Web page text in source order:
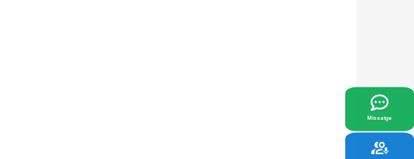
energètiques que millor s'adaptin a les vostres necessitats.
Missatge